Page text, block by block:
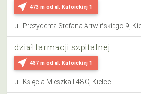
near_me 473 m od ul. Katoickiej 1
ul. Prezydenta Stefana Artwińskiego 9,
near_me 487 m od ul. Katoickiej 1
dział farmacji szpitalnej
ul. Księcia Mieszka I 48 C, Kielce